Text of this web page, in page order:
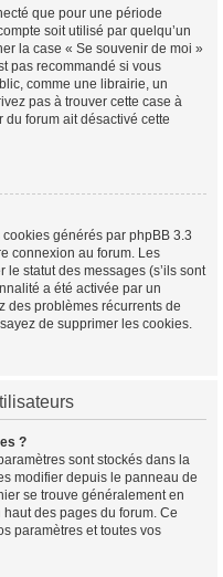
que pour une période
soit utilisé par quelqu’un
la case « Se souvenir de moi »
pas recommandé si vous
comme une librairie, un
pas à trouver cette case à
du forum ait désactivé cette
générés par phpBB 3.3
connexion au forum. Les
le statut des messages (s’ils sont
a été activée par un
des problèmes récurrents de
de supprimer les cookies.
?
sont stockés dans la
modifier depuis le panneau de
se trouve généralement en
des pages du forum. Ce
paramètres et toutes vos